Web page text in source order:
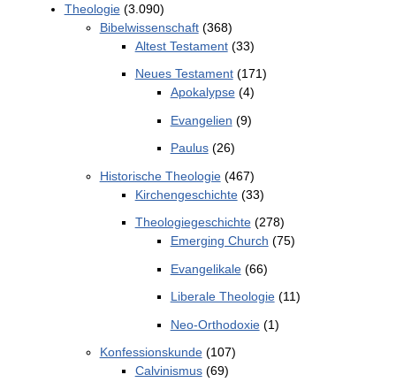
Theologie(3.090)
Bibelwissenschaft(368)
Altest Testament(33)
Neues Testament(171)
Apokalypse(4)
Evangelien (9)
Paulus(26)
Historische Theologie(467)
Kirchengeschichte(33)
Theologiegeschichte(278)
Emerging Church (75)
Evangelikale(66)
Liberale Theologie(11)
Neo-Orthodoxie(1)
Konfessionskunde(107)
Calvinismus(69)